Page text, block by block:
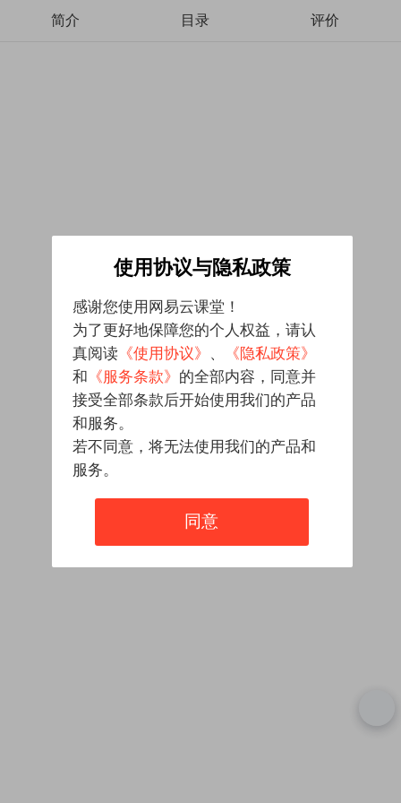
简介 目录 评价
使用协议与隐私政策
感谢您使用网易云课堂！
为了更好地保障您的个人权益，请认
真阅读 《使用协议》 、
《隐私政策》
和 《服务条款》 的全部内容，同意并
接受全部条款后开始使用我们的产品
和服务。
若不同意，将无法使用我们的产品和
服务。
同意